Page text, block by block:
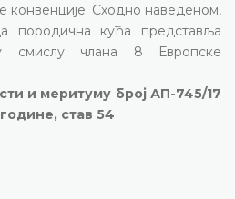
конвенције. Сходно наведеном,
породична кућа представља
смислу члана 8 Европске
и меритуму број АП-745/17
став 54